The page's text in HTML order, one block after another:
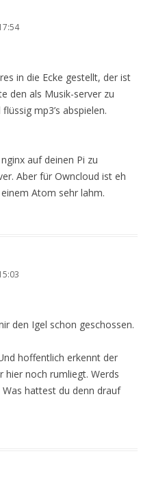
in die Ecke gestellt, der ist
den als Musik-server zu
mp3’s abspielen.
auf deinen Pi zu
Aber für Owncloud ist eh
Atom sehr lahm.
den Igel schon geschossen.
hoffentlich erkennt der
hier noch rumliegt. Werds
hattest du denn drauf